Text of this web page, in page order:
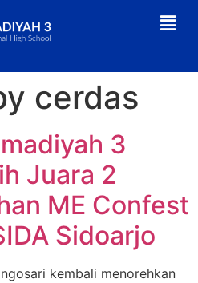
cerdas
3
Juara 2
ME Confest
Sidoarjo
kembali menorehkan